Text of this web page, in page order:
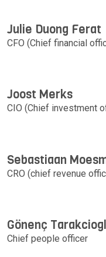
Julie Duong Ferat
CFO (Chief financial
Joost Merks
CIO (Chief investment
Sebastiaan
CRO (chief revenue
Gönenç
Chief people officer